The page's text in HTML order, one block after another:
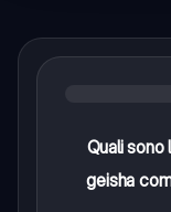
Quali sono
geisha